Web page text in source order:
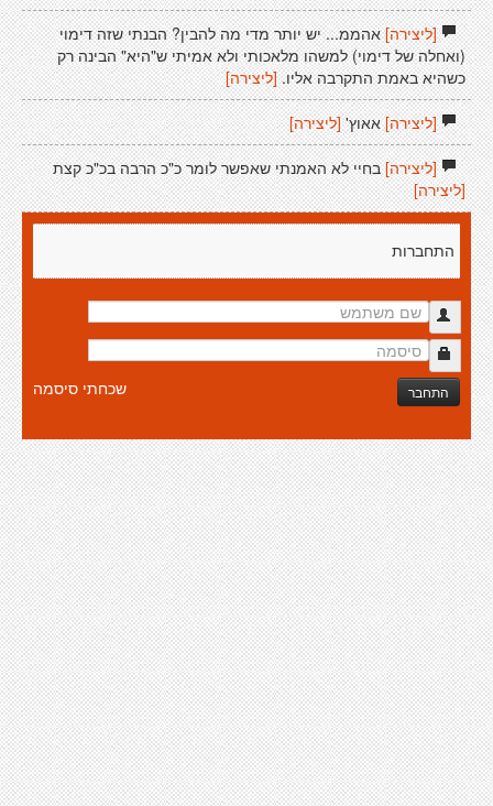
[ליצירה]אהממ... יש יותר מדי מה להבין? הבנתי שזה דימוי
(ואחלה של דימוי) למשהו מלאכותי ולא אמיתי ש"היא" הבינה רק
כשהיא באמת התקרבה אליו. [ליצירה]
[ליצירה]אאוץ' [ליצירה]
[ליצירה]בחיי לא האמנתי שאפשר לומר כ"כ הרבה בכ"כ קצת
[ליצירה]
התחברות
התחבר שכחתי סיסמה